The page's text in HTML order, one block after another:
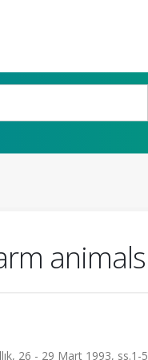
animals
26 - 29 Mart 1993, ss.1-5